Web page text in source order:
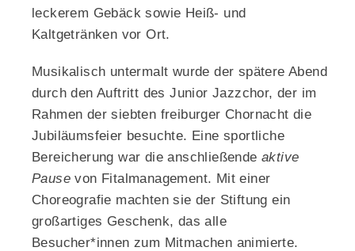
leckerem Gebäck sowie Heiß- und
Kaltgetränken vor Ort.
Musikalisch untermalt wurde der spätere Abend
durch den Auftritt des Junior Jazzchor, der im
Rahmen der siebten freiburger Chornacht die
Jubiläumsfeier besuchte. Eine sportliche
Bereicherung war die anschließende aktive
Pause von Fitalmanagement. Mit einer
Choreografie machten sie der Stiftung ein
großartiges Geschenk, das alle
Besucher*innen zum Mitmachen animierte.